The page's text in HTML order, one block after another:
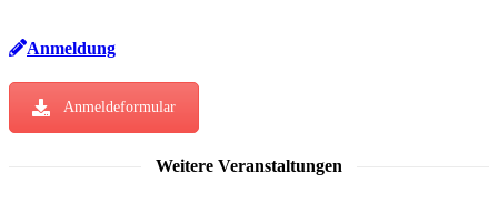
Anmeldung
Anmeldeformular
Weitere Veranstaltungen